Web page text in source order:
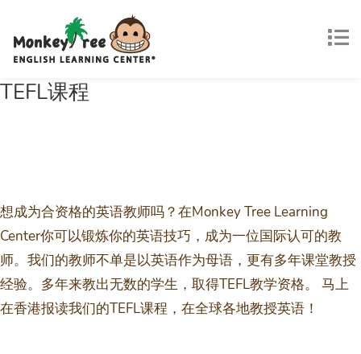
TEFL课程
想成为合资格的英语教师吗？在Monkey Tree Learning
Center你可以锻炼你的英语技巧，成为一位国际认可的教
师。我们的教师不单是以英语作为母语，更有多年课堂教授
经验。多年来教出无数的学生，取得TEFL教学资格。 马上
在香港报读我们的TEFL课程，在全球各地教授英语！